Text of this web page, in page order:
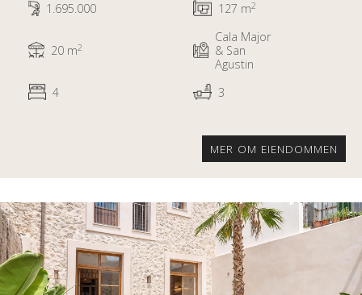
1.695.000 127 m2
20 m2
Cala Major
& San
Agustin
4
3
MER OM EIENDOMMEN